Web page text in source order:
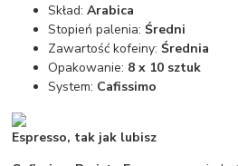
Skład:Arabica
Stopień palenia:Średni
Zawartość kofeiny:Średnia
Opakowanie: 8 x 10 sztuk
System: Cafissimo
Espresso, tak jak lubisz